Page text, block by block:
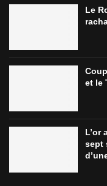
Le
et le
L’or
sept